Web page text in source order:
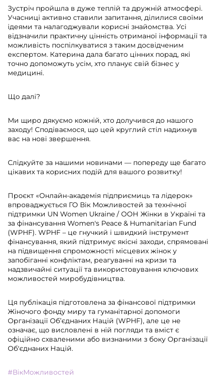
Зустріч пройшла в дуже теплій та дружній атмосфері.
Учасниці активно ставили запитання, ділилися своїми
ідеями та налагоджували корисні знайомства. Усі
відзначили практичну цінність отриманої інформації та
можливість поспілкуватися з таким досвідченим
експертом. Катерина дала багато цінних порад, які
точно допоможуть усім, хто планує свій бізнес у
медицині.
Що далі?
Ми щиро дякуємо кожній, хто долучився до нашого
заходу! Сподіваємося, що цей круглий стіл надихнув
вас на нові звершення.
Слідкуйте за нашими новинами — попереду ще багато
цікавих та корисних подій для вашого розвитку!
Проєкт «Онлайн-академія підприємиць та лідерок»
впроваджується ГО Вік Можливостей за технічної
підтримки UN Women Ukraine / ООН Жінки в Україні та
за фінансування Women's Peace & Humanitarian Fund
(WPHF). WPHF – це гнучкий і швидкий інструмент
фінансування, який підтримує якісні заходи, спрямовані
на підвищення спроможності місцевих жінок у
запобіганні конфліктам, реагуванні на кризи та
надзвичайні ситуації та використовування ключових
можливостей миробудівництва.
Ця публікація підготовлена за фінансової підтримки
Жіночого фонду миру та гуманітарної допомоги
Організації Об’єднаних Націй (WPHF), але це не
означає, що висловлені в ній погляди та вміст є
офіційно схваленими або визнаними з боку Організації
Об'єднаних Націй.
#ВікМожливостей